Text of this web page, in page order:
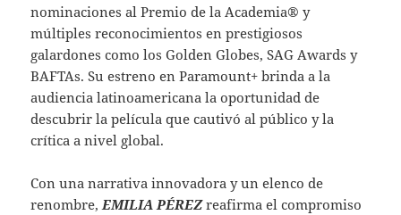
nominaciones al Premio de la Academia® y
múltiples reconocimientos en prestigiosos
galardones como los Golden Globes, SAG Awards y
BAFTAs. Su estreno en Paramount+ brinda a la
audiencia latinoamericana la oportunidad de
descubrir la película que cautivó al público y la
crítica a nivel global.
Con una narrativa innovadora y un elenco de
renombre, EMILIA PÉREZreafirma el compromiso